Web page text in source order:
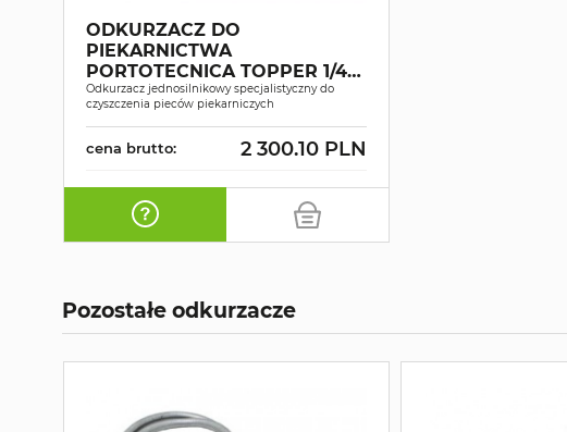
ODKURZACZ DO
PIEKARNICTWA
PORTOTECNICA TOPPER 1/41
OVEN
Odkurzacz jednosilnikowy specjalistyczny do
czyszczenia pieców piekarniczych
cena brutto: 2 300.10 PLN
Pozostałe odkurzacze